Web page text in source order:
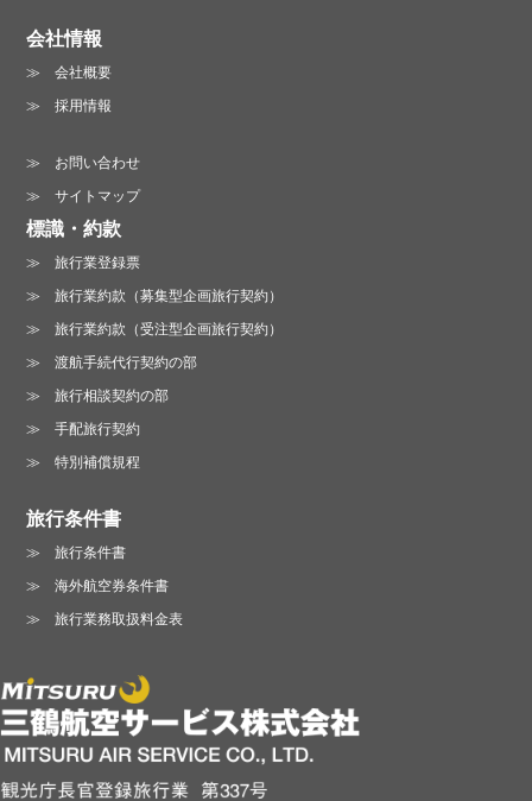
会社情報
会社概要
採用情報
お問い合わせ
サイトマップ
標識・約款
旅行業登録票
旅行業約款（募集型企画旅行契約）
旅行業約款（受注型企画旅行契約）
渡航手続代行契約の部
旅行相談契約の部
手配旅行契約
特別補償規程
旅行条件書
旅行条件書
海外航空券条件書
旅行業務取扱料金表